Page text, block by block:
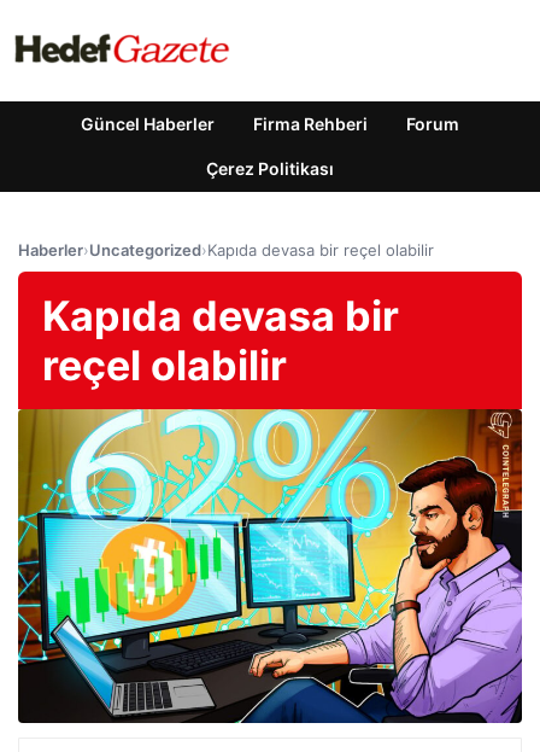
Güncel Haberler Firma Rehberi Forum
Çerez Politikası
Haberler›Uncategorized›Kapıda devasa bir reçel olabilir
Kapıda devasa bir
reçel olabilir